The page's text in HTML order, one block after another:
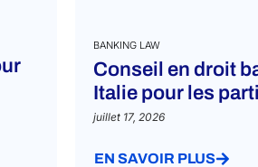
BANKING LAW
Conseil en droit
Italie pour les
juillet 17, 2026
EN SAVOIR PLUS